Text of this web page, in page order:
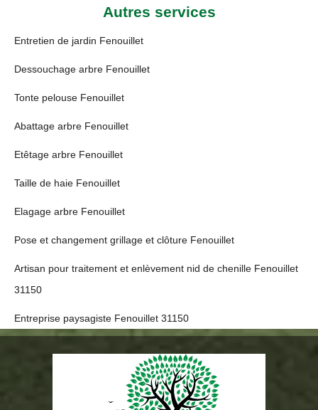
Autres services
Entretien de jardin Fenouillet
Dessouchage arbre Fenouillet
Tonte pelouse Fenouillet
Abattage arbre Fenouillet
Etêtage arbre Fenouillet
Taille de haie Fenouillet
Elagage arbre Fenouillet
Pose et changement grillage et clôture Fenouillet
Artisan pour traitement et enlèvement nid de chenille Fenouillet
31150
Entreprise paysagiste Fenouillet 31150